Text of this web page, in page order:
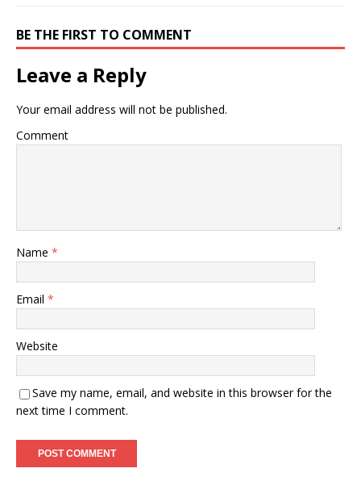
BE THE FIRST TO COMMENT
Leave a Reply
Your email address will not be published.
Comment
Name *
Email *
Website
Save my name, email, and website in this browser for the
next time I comment.